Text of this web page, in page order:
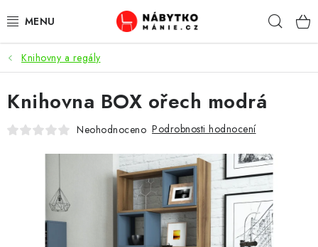
na
OBÝVACÍ POKOJ
KUCHYŇ A JÍDELNA
LOŽNICE
KANCELÁŘ / PRACOVNA
Knihovny a regály
Knihovna BOX ořech modrá
Neohodnoceno Podrobnosti hodnocení